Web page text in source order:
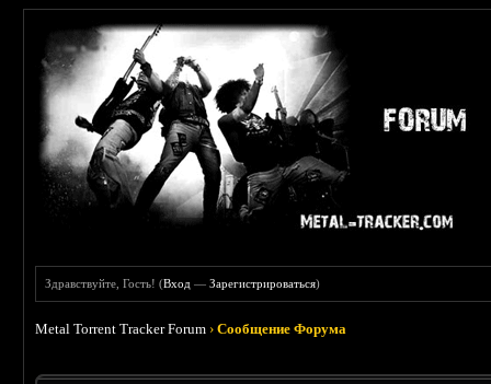
Здравствуйте, Гость! (Вход —Зарегистрироваться)
Metal Torrent Tracker Forum ›Сообщение Форума